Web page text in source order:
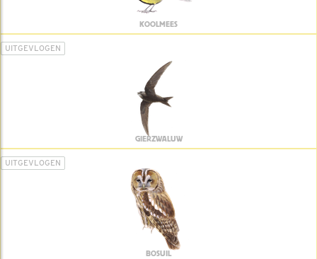
KOOLMEES
UITGEVLOGEN
GIERZWALUW
UITGEVLOGEN
BOSUIL